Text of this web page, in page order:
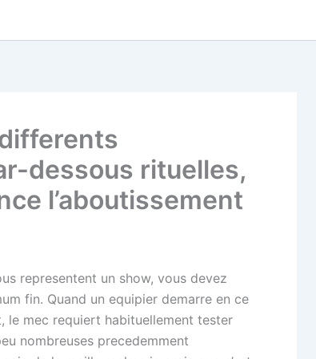
dessous rituelles,
l’aboutissement
representent un show, vous devez
fin. Quand un equipier demarre en ce
le mec requiert habituellement tester
nombreuses precedemment